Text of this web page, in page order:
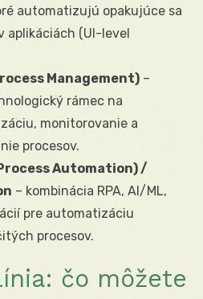
automatizujú opakujúce sa
aplikáciách (UI-level
Management) –
rámec na
monitorovanie a
procesov.
Automation) /
– kombinácia RPA, AI/ML,
pre automatizáciu
procesov.
čo môžete